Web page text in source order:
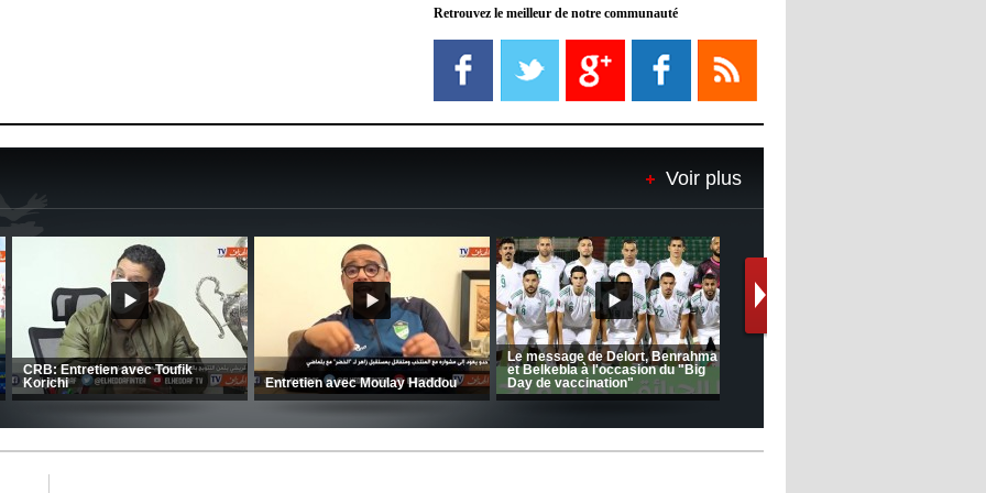
08:21 - 2022/11/08
Liverpool mis en vente par son
propriétaire
Le Barça savoure sa première
place et chambre le Real Madrid
de matchs"
12:39 - 2022/11/06
Real : Les dirigeants veulent le
départ d'Hazard cet hiver
Retrouvez le meilleur de notre communauté
Voir plus
(Coupe de la CAF) Nkana FC 1 -
CRB 0
CSC: La préparation des hommes
d’Amrani se poursuit en Tunisie
MCA: Kaci-Saïd évoque le large
succès du Mouloudia face au FC
MFM